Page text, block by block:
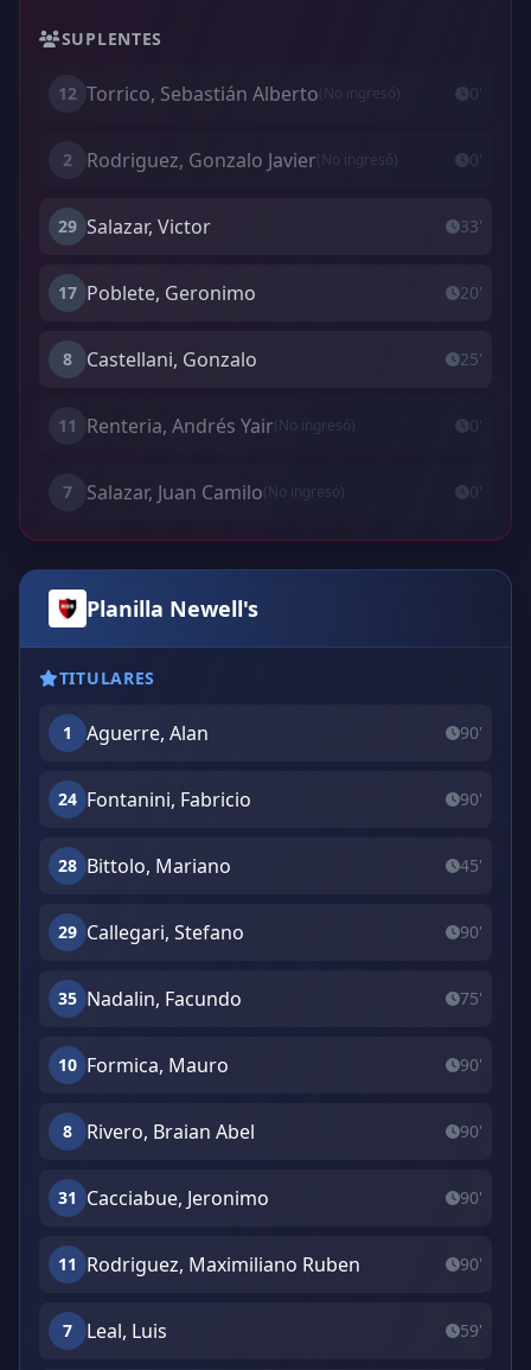
SUPLENTES
12 Torrico, Sebastián Alberto(No ingresó) 0'
2 Rodriguez, Gonzalo Javier(No ingresó) 0'
29 Salazar, Victor 33'
17 Poblete, Geronimo 20'
8 Castellani, Gonzalo 25'
11 Renteria, Andrés Yair(No ingresó) 0'
7 Salazar, Juan Camilo(No ingresó) 0'
Planilla Newell's
TITULARES
1 Aguerre, Alan 90'
24 Fontanini, Fabricio 90'
28 Bittolo, Mariano 45'
29 Callegari, Stefano 90'
35 Nadalin, Facundo 75'
10 Formica, Mauro 90'
8 Rivero, Braian Abel 90'
31 Cacciabue, Jeronimo 90'
11 Rodriguez, Maximiliano Ruben 90'
7 Leal, Luis 59'